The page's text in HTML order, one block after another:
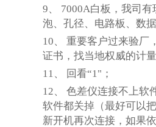
9、 7000A白板，我司
泡、孔径、电路板、数
10、重要客户过来验厂
证书，找当地权威的计量
11、 回看“1"；
12、色差仪连接不上软
软件都关掉（最好可以
新开机再次连接，如果